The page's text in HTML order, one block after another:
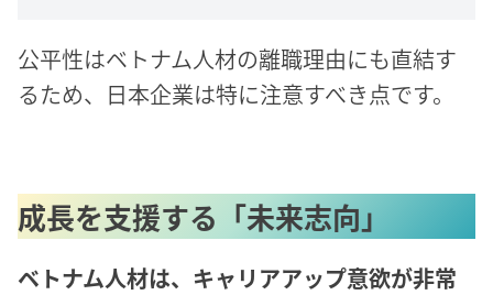
公平性はベトナム人材の離職理由にも直結す
るため、日本企業は特に注意すべき点です。
成長を支援する「未来志向」
ベトナム人材は、キャリアアップ意欲が非常